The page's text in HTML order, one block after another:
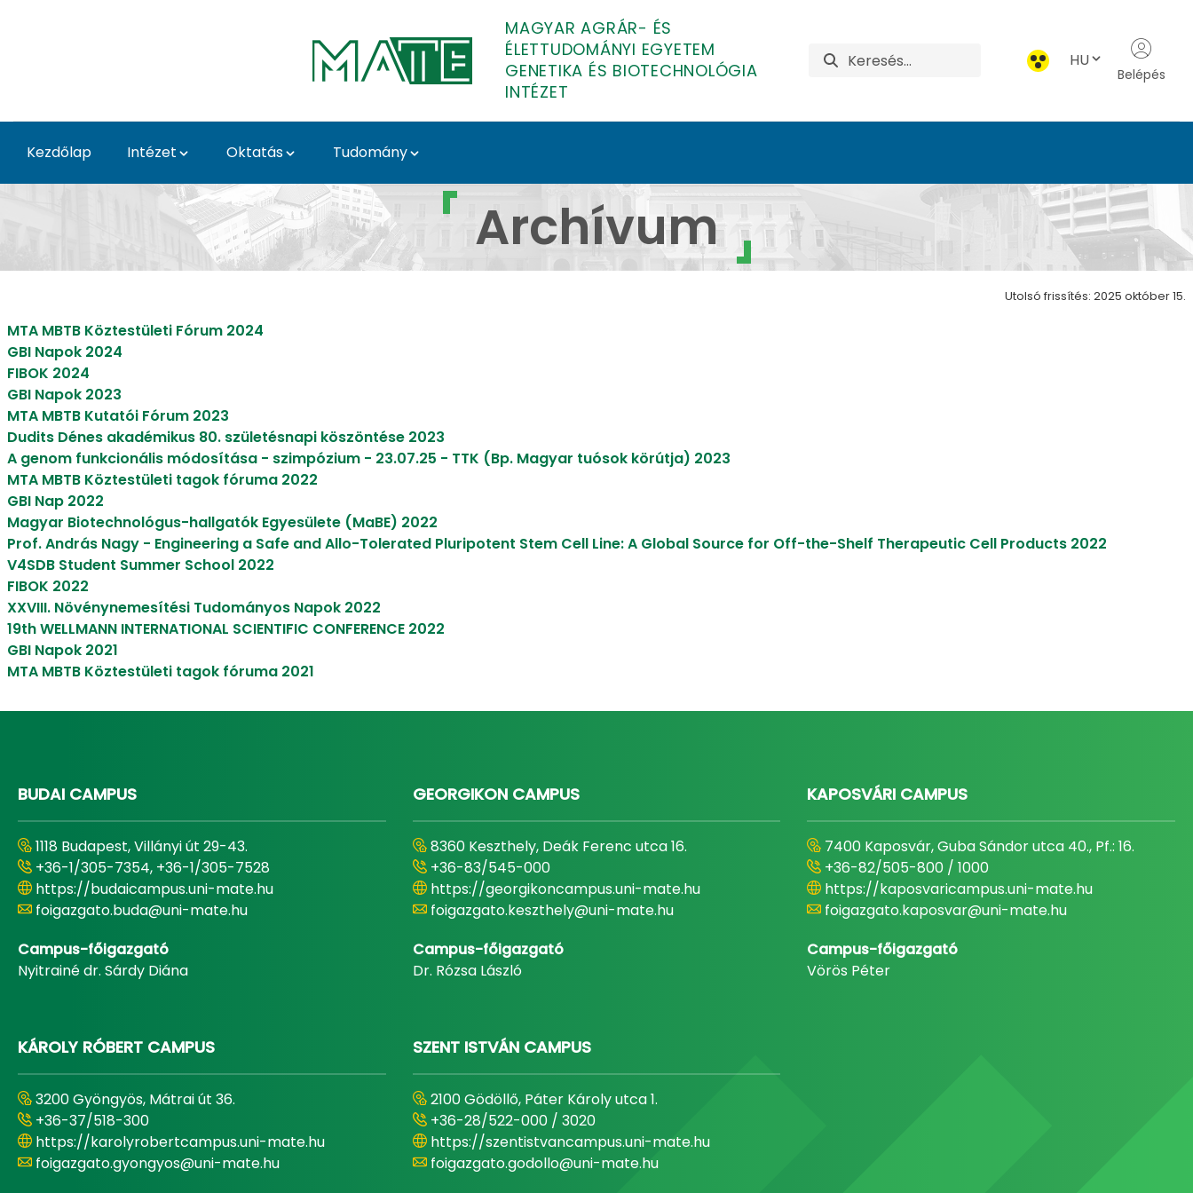
MAGYAR AGRÁR- ÉS
ÉLETTUDOMÁNYI EGYETEM
GENETIKA ÉS BIOTECHNOLÓGIA
INTÉZET
HU
Belépés
Kezdőlap Intézet Oktatás Tudomány
Archívum - Genetika és Biotechnológia Intézet
Archívum
Utolsó frissítés: 2025 október 15.
MTA MBTB Köztestületi Fórum 2024
GBI Napok 2024
FIBOK 2024
GBI Napok 2023
MTA MBTB Kutatói Fórum 2023
Dudits Dénes akadémikus 80. születésnapi köszöntése 2023
A genom funkcionális módosítása - szimpózium - 23.07.25 - TTK (Bp. Magyar tuósok körútja) 2023
MTA MBTB Köztestületi tagok fóruma 2022
GBI Nap 2022
Magyar Biotechnológus-hallgatók Egyesülete (MaBE) 2022
Prof. András Nagy - Engineering a Safe and Allo-Tolerated Pluripotent Stem Cell Line: A Global Source for Off-the-Shelf Therapeutic Cell Products 2022
V4SDB Student Summer School 2022
FIBOK 2022
XXVIII. Növénynemesítési Tudományos Napok 2022
19th WELLMANN INTERNATIONAL SCIENTIFIC CONFERENCE 2022
GBI Napok 2021
MTA MBTB Köztestületi tagok fóruma 2021
BUDAI CAMPUS
1118 Budapest, Villányi út 29-43.
+36-1/305-7354, +36-1/305-7528
https://budaicampus.uni-mate.hu
foigazgato.buda@uni-mate.hu
Campus-főigazgató
Nyitrainé dr. Sárdy Diána
GEORGIKON CAMPUS
8360 Keszthely, Deák Ferenc utca 16.
+36-83/545-000
https://georgikoncampus.uni-mate.hu
foigazgato.keszthely@uni-mate.hu
Campus-főigazgató
Dr. Rózsa László
KAPOSVÁRI CAMPUS
7400 Kaposvár, Guba Sándor utca 40., Pf.: 16.
+36-82/505-800 / 1000
https://kaposvaricampus.uni-mate.hu
foigazgato.kaposvar@uni-mate.hu
Campus-főigazgató
Vörös Péter
KÁROLY RÓBERT CAMPUS
3200 Gyöngyös, Mátrai út 36.
+36-37/518-300
https://karolyrobertcampus.uni-mate.hu
foigazgato.gyongyos@uni-mate.hu
SZENT ISTVÁN CAMPUS
2100 Gödöllő, Páter Károly utca 1.
+36-28/522-000 / 3020
https://szentistvancampus.uni-mate.hu
foigazgato.godollo@uni-mate.hu